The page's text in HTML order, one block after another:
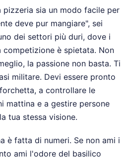
pizzeria sia un modo facile per
deve pur mangiare", sei
dei settori più duri, dove i
è spietata. Non
la passione non basta. Ti
militare. Devi essere pronto
a controllare le
mattina e a gestire persone
tua stessa visione.
è fatta di numeri. Se non ami i
ami l'odore del basilico